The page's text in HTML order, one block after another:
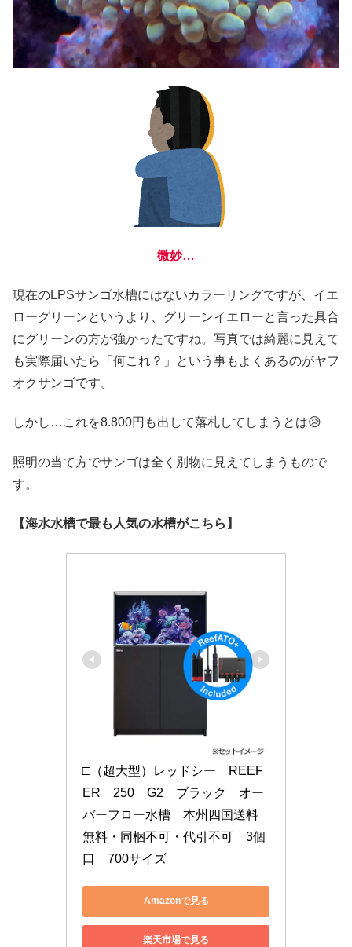
微妙…
現在のLPSサンゴ水槽にはないカラーリングですが、イエ
ローグリーンというより、グリーンイエローと言った具合
にグリーンの方が強かったですね。写真では綺麗に見えて
も実際届いたら「何これ？」という事もよくあるのがヤフ
オクサンゴです。
しかし…これを8.800円も出して落札してしまうとは😥
照明の当て方でサンゴは全く別物に見えてしまうもので
す。
【海水水槽で最も人気の水槽がこちら】
□（超大型）レッドシー　REEF
ER　250　G2　ブラック　オー
バーフロー水槽　本州四国送料
無料・同梱不可・代引不可　3個
口　700サイズ
Amazonで見る
楽天市場で見る